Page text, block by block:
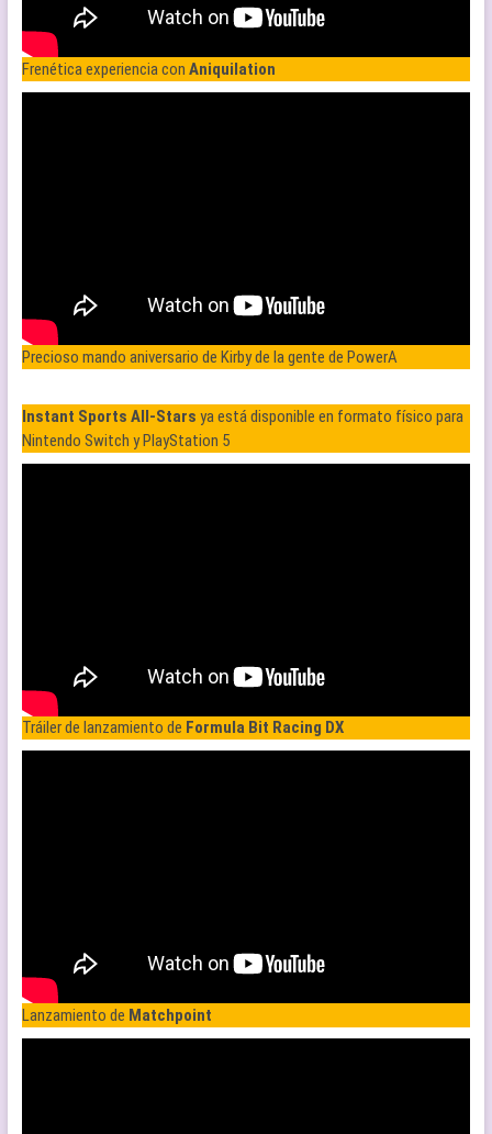
Frenética experiencia con Aniquilation
Precioso mando aniversario de Kirby de la gente de PowerA
Instant Sports All-Stars ya está disponible en formato físico para
Nintendo Switch y PlayStation 5
Tráiler de lanzamiento de Formula Bit Racing DX
Lanzamiento de Matchpoint